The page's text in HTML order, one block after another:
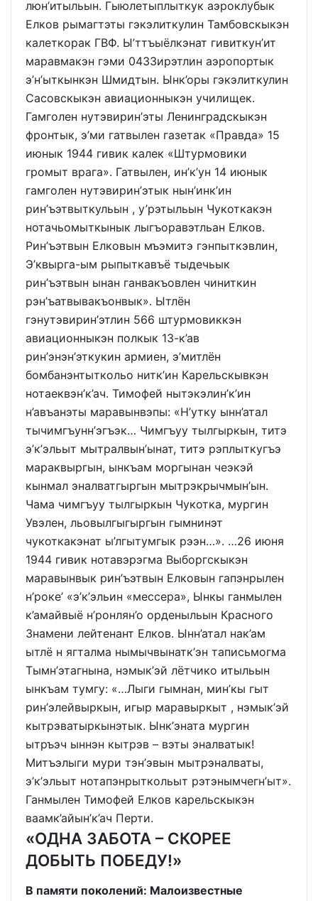
люн’итыльын. Гыюлетыплыткук аэроклубык
Елков рымагтэты гэкэлиткулин Тамбовскыкэн
калеткорак ГВФ. Ы’ттъыёлкэнат гивиткун’ит
маравмакэн гэми 0433ирэтлин аэропортык
э’н’ыткынкэн Шмидтын. Ынк’оры гэкэлиткулин
Сасовскыкэн авиационныкэн училищек.
Гамголен нутэвирин’эты Ленинградскыкэн
фронтык, э’ми гатвылен газетак «Правда» 15
июнык 1944 гивик калек «Штурмовики
громыт врага». Гатвылен, ин’к’ун 14 июнык
гамголен нутэвирин’этык нын’инк’ин
рин’ъэтвыткульын , у’рэтыльын Чукоткакэн
нотачьомыткынык лыгъоравэтльан Елков.
Рин’ъэтвын Елковын мъэмитэ гэнпыткэвлин,
Э’квырга-ым рыпыткавъё тыдечьык
рин’ъэтвын ынан ганвакъовлен чиниткин
рэн’ъатвывакъонвык». Ытлён
гэнутэвирин’этлин 566 штурмовиккэн
авиационныкэн полкык 13-к’ав
рин’энэн’эткукин армиен, э’митлён
бомбанэнтыткольо нитк’ин Карельскывкэн
нотаеквэн’к’ач. Тимофей нытэкэлин’к’ин
н’авъанэты маравынвэпы: «Н’утку ынн’атал
тычимгъунн’эгъэк… Чимгъуу тылгыркын, титэ
э’к’эльыт мытралвын’ынат, титэ рэплыткугъэ
мараквыргын, ынкъам моргынан чеэкэй
кынмал эналватгыргын мытрэкрычмын’ын.
Чама чимгъуу тылгыркын Чукотка, мургин
Увэлен, льовылгыгыргын гымнинэт
чукоткакэнат ы’лгытумгык рээн…». …26 июня
1944 гивик нотавэрэгма Выборгскыкэн
маравынвык рин’ъэтвын Елковын гапэнрылен
н’роке’ «э’к’эльин «мессера», Ынкы ганмылен
к’амайвыё н’ронлян’о орденыльын Красного
Знамени лейтенант Елков. Ынн’атал нак’ам
ытлё н ягталма нымычвынатк’эн таписьмогма
Тымн’этагнына, нэмык’эй лётчико итыльын
ынкъам тумгу: «…Лыги гымнан, мин’кы гыт
рин’элейвыркын, игыр маравыркыт , нэмык’эй
кытрэватыркынэтык. Ынк’эната мургин
ытръэч ыннэн кытрэв – вэты эналватык!
Митъэлыги мури тэн’эвын мытрэналваты,
э’к’эльыт нотапэнрыткольыт рэтэнымчегн’ыт».
Ганмылен Тимофей Елков карельскыкэн
ваамк’айын’к’ач Перти.
«ОДНА ЗАБОТА – СКОРЕЕ
ДОБЫТЬ ПОБЕДУ!»
В памяти поколений: Малоизвестные